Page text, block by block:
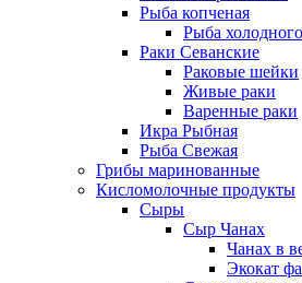
Рыба копченая
Рыба
Раки Севанские
Раковые шейки
Живые раки
Варенные раки
Икра Рыбная
Рыба Свежая
Грибы маринованные
Кисломолочные продукты
Сыры
Сыр Чанах
Чанах в
Экокат